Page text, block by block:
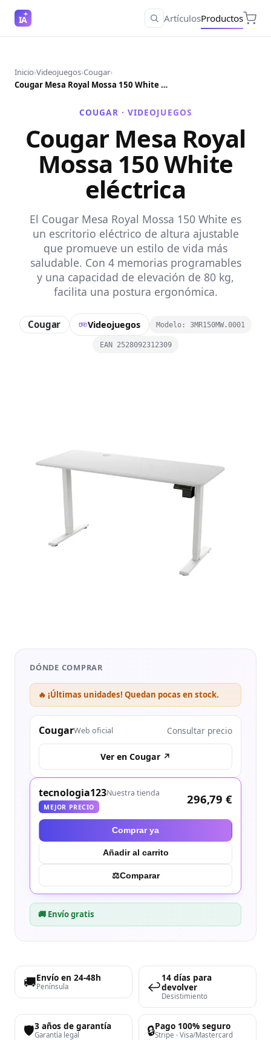
IA ArtículosProductos
Inicio›Videojuegos›Cougar›
Cougar Mesa Royal Mossa 150 White eléctrica
COUGAR · VIDEOJUEGOS
Cougar Mesa Royal
Mossa 150 White
eléctrica
El Cougar Mesa Royal Mossa 150 White es
un escritorio eléctrico de altura ajustable
que promueve un estilo de vida más
saludable. Con 4 memorias programables
y una capacidad de elevación de 80 kg,
facilita una postura ergonómica.
Cougar Videojuegos Modelo: 3MR150MW.0001
EAN 2528092312309
DÓNDE COMPRAR
🔥 ¡Últimas unidades! Quedan pocas en stock.
CougarWeb oficial Consultar precio
Ver en Cougar ↗
tecnologia123Nuestra tienda
MEJOR PRECIO
296,79 €
Comprar ya
Añadir al carrito
⚖︎Comparar
🚚 Envío gratis
🚚Envío en 24-48h
Península ↩️
14 días para
devolver
Desistimiento
🛡️3 años de garantía
Garantía legal 🔒Pago 100% seguro
Stripe · Visa/Mastercard